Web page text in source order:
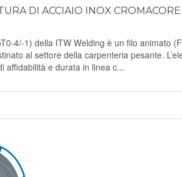
DI ACCIAIO INOX
4/-1) della ITW Welding è un filo animato
al settore della carpenteria pesante.
affidabilità e durata in linea c...